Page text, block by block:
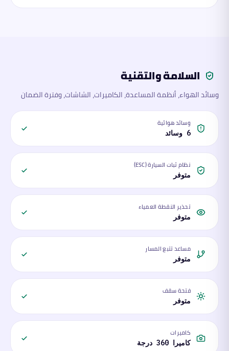
السلامة والتقنية
وسائد الهواء، أنظمة المساعدة، الكاميرات، الشاشات، وفترة الضمان
وسائد هوائية
6 وسائد
نظام ثبات السيارة (ESC)
متوفر
تحذير النقطة العمياء
متوفر
مساعد تتبع المسار
متوفر
فتحة سقف
متوفر
كاميرات
كاميرا 360 درجة